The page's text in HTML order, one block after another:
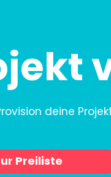
deine
Preiliste